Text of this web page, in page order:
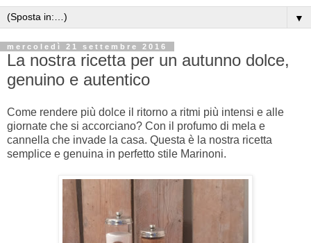
▼
mercoledì 21 settembre 2016
La nostra ricetta per un autunno dolce,
genuino e autentico
Come rendere più dolce il ritorno a ritmi più intensi e alle
giornate che si accorciano? Con il profumo di mela e
cannella che invade la casa. Questa è la nostra ricetta
semplice e genuina in perfetto stile Marinoni.